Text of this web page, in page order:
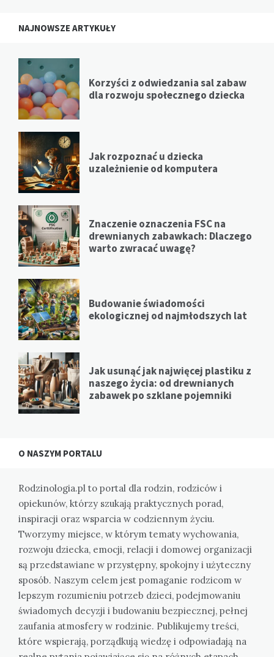
NAJNOWSZE ARTYKUŁY
Korzyści z odwiedzania sal zabaw
dla rozwoju społecznego dziecka
Jak rozpoznać u dziecka
uzależnienie od komputera
Znaczenie oznaczenia FSC na
drewnianych zabawkach: Dlaczego
warto zwracać uwagę?
Budowanie świadomości
ekologicznej od najmłodszych lat
Jak usunąć jak najwięcej plastiku z
naszego życia: od drewnianych
zabawek po szklane pojemniki
O NASZYM PORTALU
Rodzinologia.pl to portal dla rodzin, rodziców i
opiekunów, którzy szukają praktycznych porad,
inspiracji oraz wsparcia w codziennym życiu.
Tworzymy miejsce, w którym tematy wychowania,
rozwoju dziecka, emocji, relacji i domowej organizacji
są przedstawiane w przystępny, spokojny i użyteczny
sposób. Naszym celem jest pomaganie rodzicom w
lepszym rozumieniu potrzeb dzieci, podejmowaniu
świadomych decyzji i budowaniu bezpiecznej, pełnej
zaufania atmosfery w rodzinie. Publikujemy treści,
które wspierają, porządkują wiedzę i odpowiadają na